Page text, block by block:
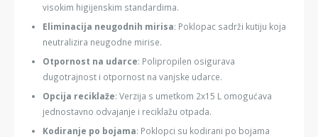
visokim higijenskim standardima.
Eliminacija neugodnih mirisa: Poklopac sadrži kutiju koja
neutralizira neugodne mirise.
Otpornost na udarce: Polipropilen osigurava
dugotrajnost i otpornost na vanjske udarce.
Opcija reciklaže: Verzija s umetkom 2x15 L omogućava
jednostavno odvajanje i reciklažu otpada.
Kodiranje po bojama: Poklopci su kodirani po bojama